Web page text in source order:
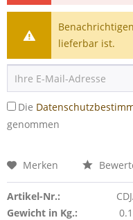
lieferbar ist.
Die
genommen
Merken
Artikel-Nr.:
Gewicht in Kg.:
0.1